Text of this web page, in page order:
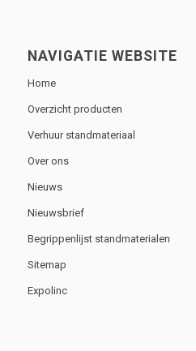
NAVIGATIE WEBSITE
Home
Overzicht producten
Verhuur standmateriaal
Over ons
Nieuws
Nieuwsbrief
Begrippenlijst standmaterialen
Sitemap
Expolinc